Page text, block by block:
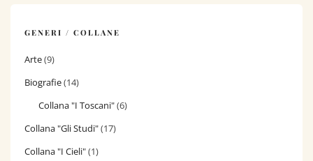
GENERI / COLLANE
Arte(9)
Biografie(14)
Collana "I Toscani"(6)
Collana "Gli Studi"(17)
Collana "I Cieli"(1)